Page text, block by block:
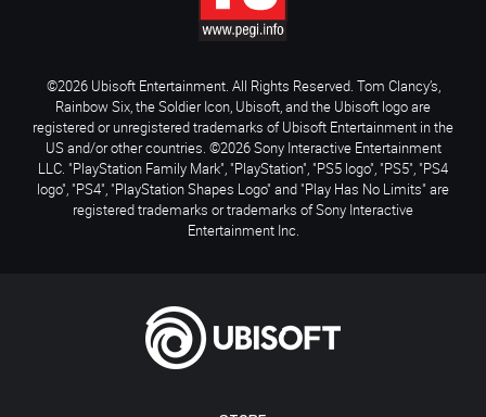
©2026 Ubisoft Entertainment. All Rights Reserved. Tom Clancy’s,
Rainbow Six, the Soldier Icon, Ubisoft, and the Ubisoft logo are
registered or unregistered trademarks of Ubisoft Entertainment in the
US and/or other countries. ©2026 Sony Interactive Entertainment
LLC. "PlayStation Family Mark", "PlayStation", "PS5 logo", "PS5", "PS4
logo", "PS4", "PlayStation Shapes Logo" and "Play Has No Limits" are
registered trademarks or trademarks of Sony Interactive
Entertainment Inc.